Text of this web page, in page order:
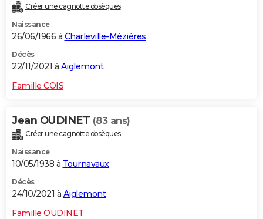
Créer une cagnotte obsèques
Naissance
26/06/1966 à Charleville-Mézières
Décès
22/11/2021 à Aiglemont
Famille COIS
Jean OUDINET (83 ans)
Créer une cagnotte obsèques
Naissance
10/05/1938 à Tournavaux
Décès
24/10/2021 à Aiglemont
Famille OUDINET